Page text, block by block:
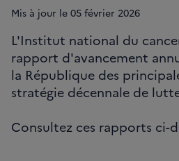
Mis à jour le 05 février 2026
L'Institut national du
rapport d'avancement
la République des
stratégie décennale de
Consultez ces rapports ci-